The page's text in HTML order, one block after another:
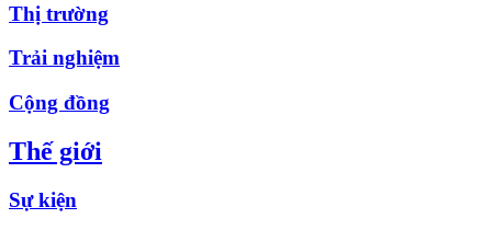
Thị trường
Trải nghiệm
Cộng đồng
Thế giới
Sự kiện